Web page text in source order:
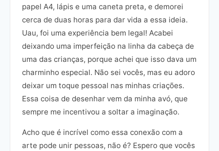
papel A4, lápis e uma caneta preta, e demorei
cerca de duas horas para dar vida a essa ideia.
Uau, foi uma experiência bem legal! Acabei
deixando uma imperfeição na linha da cabeça de
uma das crianças, porque achei que isso dava um
charminho especial. Não sei vocês, mas eu adoro
deixar um toque pessoal nas minhas criações.
Essa coisa de desenhar vem da minha avó, que
sempre me incentivou a soltar a imaginação.
Acho que é incrível como essa conexão com a
arte pode unir pessoas, não é? Espero que vocês